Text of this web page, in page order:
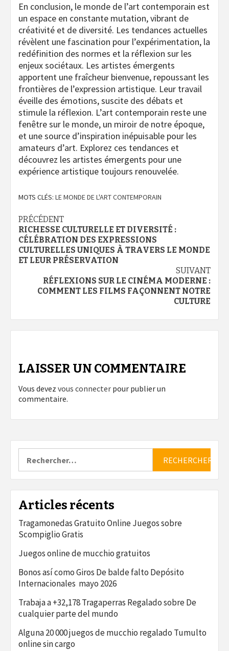
En conclusion, le monde de l’art contemporain est
un espace en constante mutation, vibrant de
créativité et de diversité. Les tendances actuelles
révèlent une fascination pour l’expérimentation, la
redéfinition des normes et la réflexion sur les
enjeux sociétaux. Les artistes émergents
apportent une fraîcheur bienvenue, repoussant les
frontières de l’expression artistique. Leur travail
éveille des émotions, suscite des débats et
stimule la réflexion. L’art contemporain reste une
fenêtre sur le monde, un miroir de notre époque,
et une source d’inspiration inépuisable pour les
amateurs d’art. Explorez ces tendances et
découvrez les artistes émergents pour une
expérience artistique toujours renouvelée.
MOTS CLÉS: LE MONDE DE L'ART CONTEMPORAIN
Navigation
d’article
PRÉCÉDENT
RICHESSE CULTURELLE ET DIVERSITÉ :
CÉLÉBRATION DES EXPRESSIONS
CULTURELLES UNIQUES À TRAVERS LE MONDE
ET LEUR PRÉSERVATION
SUIVANT
RÉFLEXIONS SUR LE CINÉMA MODERNE :
COMMENT LES FILMS FAÇONNENT NOTRE
CULTURE
LAISSER UN COMMENTAIRE
Vous devez vous connecter pour publier un
commentaire.
Articles récents
Tragamonedas Gratuito Online Juegos sobre
Scompiglio Gratis
Juegos online de mucchio gratuitos
Bonos así­ como Giros De balde falto Depósito
Internacionales ️ mayo 2026
Trabaja a +32,178 Tragaperras Regalado sobre De
cualquier parte del mundo
Alguna 20 000 juegos de mucchio regalado Tumulto
online sin cargo